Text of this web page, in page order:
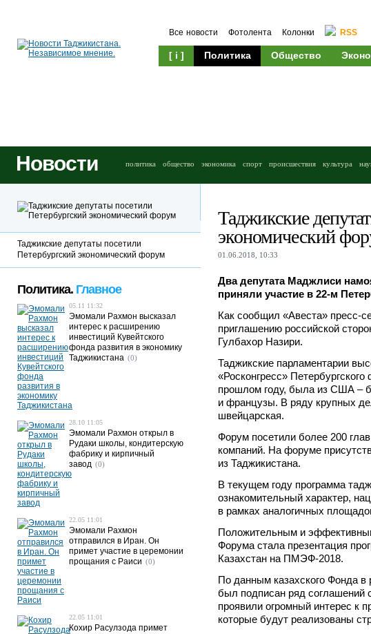
Все новости Фотолента Колонки RSS
[ i ] Политика Общество
Новости политика общество экономика спорт происшествия культура
Таджикские
экономический
01.06.2018, 10:33
Два депутата Маджлиси
приняли участие в 22-м
Как сообщил «Авеста» пресс-
приглашению российской
Гулбахор Назири.
Таджикские парламентарии
«Росконгресс»
прошлом году, была из США –
и французы. В ряду крупных
швейцарская.
Форум посетили более 200
компаний. На форуме
из Таджикистана.
В текущем году программа
ознакомительный характер,
в рамках аналогичных
Положительным и
Форума стала презентация
Казахстан на ПМЭФ-2018.
По данным казахского Фонда
был подписан ряд соглашений
проявили огромный интерес к
которые будут реализованы
Таджикские депутаты посетили
Петербургский экономический форум
Политика. Главное
05.11 11:32
Эмомали Рахмон высказал
интерес к расширению
инвестиций Кувейтского
фонда развития в экономику
Таджикистана (0)
28.10 11:05
Эмомали Рахмон открыл в
Рудаки школы, кондитерскую
фабрику и кирпичный
завод (0)
22.05 11:01
Эмомали Рахмон
отправился в Иран. Он
примет участие в церемонии
прощания с Раиси (0)
22.05 11:01
Кохир Расулзода примет